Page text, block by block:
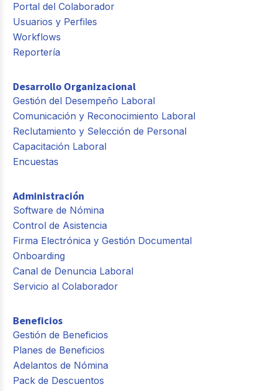
Portal del Colaborador
Usuarios y Perfiles
Workflows
Reportería
Desarrollo Organizacional
Gestión del Desempeño Laboral
Comunicación y Reconocimiento Laboral
Reclutamiento y Selección de Personal
Capacitación Laboral
Encuestas
Administración
Software de Nómina
Control de Asistencia
Firma Electrónica y Gestión Documental
Onboarding
Canal de Denuncia Laboral
Servicio al Colaborador
Beneficios
Gestión de Beneficios
Planes de Beneficios
Adelantos de Nómina
Pack de Descuentos